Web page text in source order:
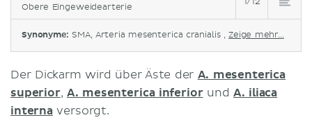
Obere Eingeweidearterie
Synonyme: SMA, Arteria mesenterica cranialis ,Zeige mehr...
Der Dickarm wird über Äste der A. mesenterica
superior,A. mesenterica inferiorund A. iliaca
interna versorgt.